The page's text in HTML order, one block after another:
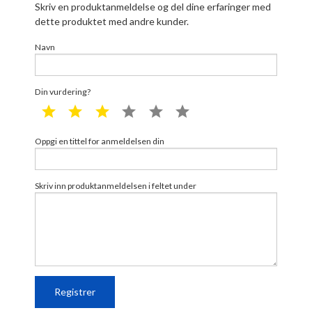
Skriv en produktanmeldelse og del dine erfaringer med
dette produktet med andre kunder.
Navn
Din vurdering?
1 star 2 star 3 star 4 star 5 star
Oppgi en tittel for anmeldelsen din
Skriv inn produktanmeldelsen i feltet under